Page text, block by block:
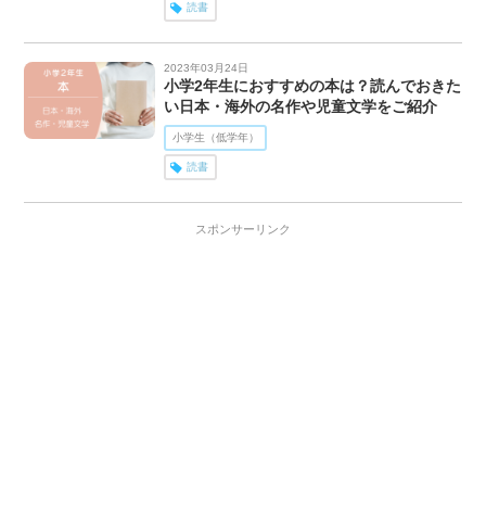
読書
2023年03月24日
小学2年生におすすめの本は？読んでおきた
い日本・海外の名作や児童文学をご紹介
小学生（低学年）
読書
スポンサーリンク